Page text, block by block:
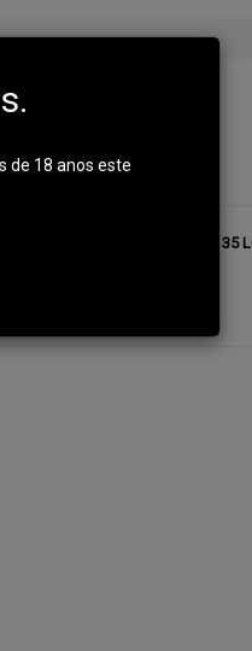
Rayovac - Super Led Mini - 35
de 18 anos este